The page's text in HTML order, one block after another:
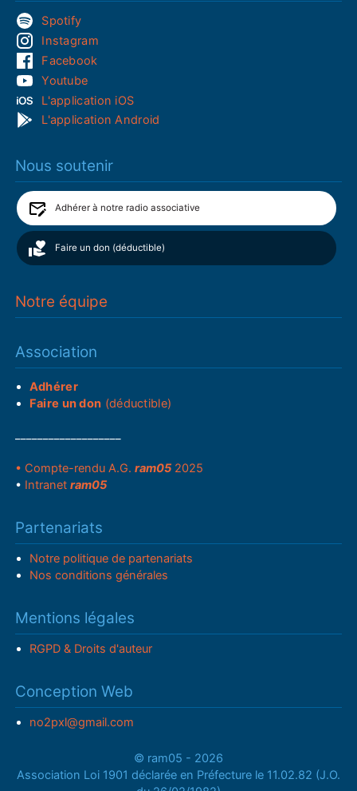
Spotify
Instagram
Facebook
Youtube
L'application iOS
L'application Android
Nous soutenir
Adhérer à notre radio associative
Faire un don (déductible)
Notre équipe
Association
Adhérer
Faire un don (déductible)
• Compte-rendu A.G.ram05 2025
• Intranetram05
Partenariats
Notre politique de partenariats
Nos conditions générales
Mentions légales
RGPD & Droits d'auteur
Conception Web
no2pxl@gmail.com
© ram05 - 2026
Association Loi 1901 déclarée en Préfecture le 11.02.82 (J.O.